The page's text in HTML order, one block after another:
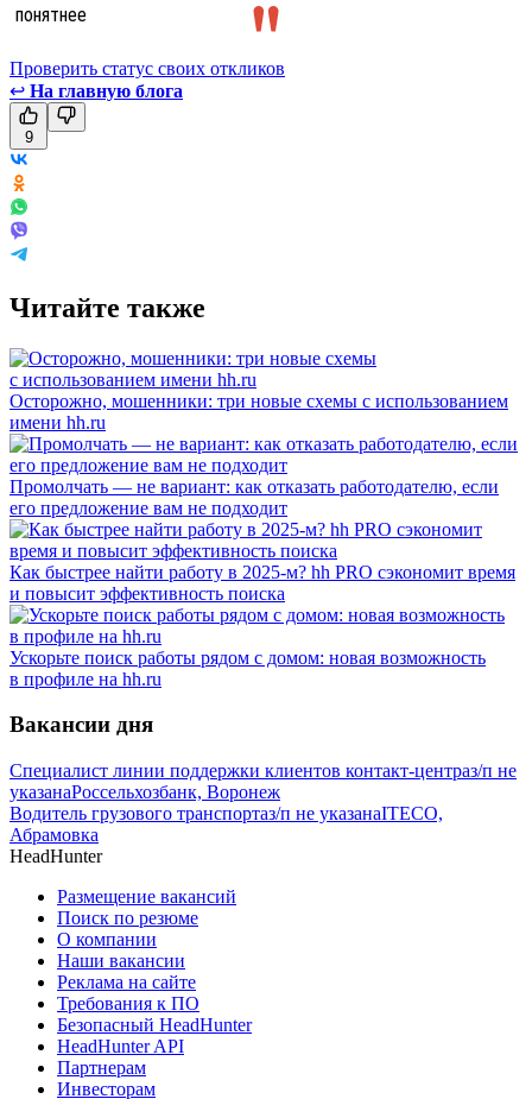
Проверить статус своих откликов
↩ На главную блога
9
Читайте также
Осторожно, мошенники: три новые схемы с использованием
имени hh.ru
Промолчать — не вариант: как отказать работодателю, если
его предложение вам не подходит
Как быстрее найти работу в 2025-м? hh PRO сэкономит время
и повысит эффективность поиска
Ускорьте поиск работы рядом с домом: новая возможность
в профиле на hh.ru
Вакансии дня
Специалист линии поддержки клиентов контакт-центраз/п не
указанаРоссельхозбанк, Воронеж
Водитель грузового транспортаз/п не указанаITECO,
Абрамовка
HeadHunter
Размещение вакансий
Поиск по резюме
О компании
Наши вакансии
Реклама на сайте
Требования к ПО
Безопасный HeadHunter
HeadHunter API
Партнерам
Инвесторам